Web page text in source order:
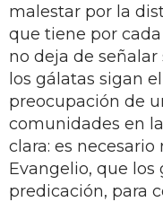
malestar por la
que tiene por
no deja de
los gálatas sigan
preocupación de
comunidades en
clara: es
Evangelio, que
predicación, para